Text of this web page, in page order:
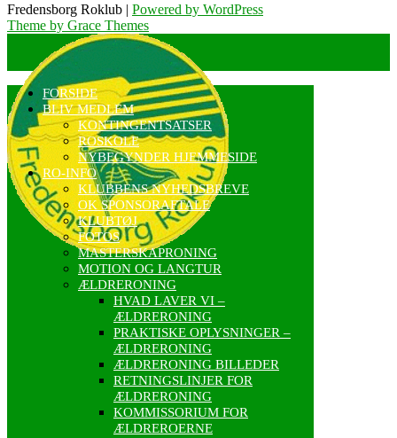
Fredensborg Roklub | Powered by WordPress
Theme by Grace Themes
FORSIDE
BLIV MEDLEM
KONTINGENTSATSER
ROSKOLE
NYBEGYNDER HJEMMESIDE
RO-INFO
KLUBBENS NYHEDSBREVE
OK SPONSORAFTALE
KLUBTØJ
FOTOS
MASTERSKAPRONING
MOTION OG LANGTUR
ÆLDRERONING
HVAD LAVER VI –
ÆLDRERONING
PRAKTISKE OPLYSNINGER –
ÆLDRERONING
ÆLDRERONING BILLEDER
RETNINGSLINJER FOR
ÆLDRERONING
KOMMISSORIUM FOR
ÆLDREROERNE